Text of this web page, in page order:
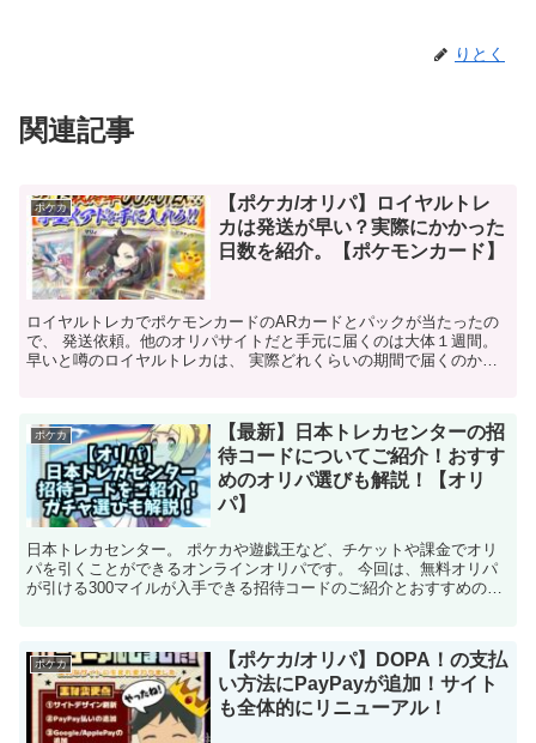
りとく
関連記事
ポケカ
【ポケカ/オリパ】ロイヤルトレ
カは発送が早い？実際にかかった
日数を紹介。【ポケモンカード】
ロイヤルトレカでポケモンカードのARカードとパックが当たったの
で、 発送依頼。他のオリパサイトだと手元に届くのは大体１週間。
早いと噂のロイヤルトレカは、 実際どれくらいの期間で届くのか紹
ポケカ
【最新】日本トレカセンターの招
待コードについてご紹介！おすす
めのオリパ選びも解説！【オリ
パ】
日本トレカセンター。 ポケカや遊戯王など、チケットや課金でオリ
パを引くことができるオンラインオリパです。 今回は、無料オリパ
が引ける300マイルが入手できる招待コードのご紹介とおすすめのオ
ポケカ
【ポケカ/オリパ】DOPA！の支払
い方法にPayPayが追加！サイト
も全体的にリニューアル！